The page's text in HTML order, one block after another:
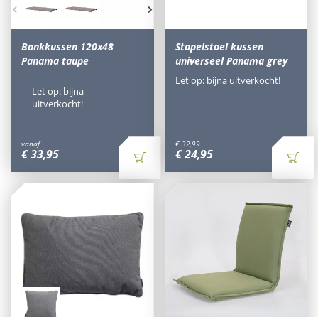
Bankkussen 120x48
Panama taupe
vanaf
€33,95
Let op: bijna
uitverkocht!
Stapelstoel kussen
universeel Panama grey
€ 32,99
€24,95
Let op: bijna uitverkocht!